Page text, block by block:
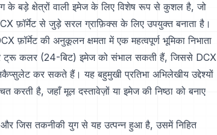
बड़े क्षेत्रों वाली इमेज के लिए विशेष रूप से कुशल है, जो
फ़ॉर्मेट से जुड़े सरल ग्राफ़िक्स के लिए उपयुक्त बनाता है।
फ़ॉर्मेट की अनुकूलन क्षमता में एक महत्वपूर्ण भूमिका निभाता
ट्रू कलर (24-बिट) इमेज को संभाल सकती हैं, जिससे DCX
कर सकते हैं। यह बहुमुखी प्रतिभा अभिलेखीय उद्देश्यों
करती है, जहाँ मूल दस्तावेज़ों या इमेज की निष्ठा को बनाए
जिस तकनीकी युग से यह उत्पन्न हुआ है, उसमें निहित